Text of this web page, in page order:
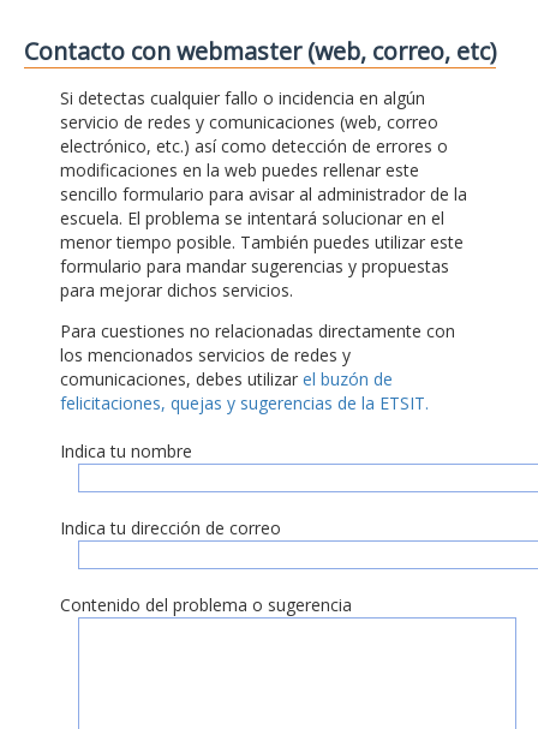
Contacto con webmaster (web, correo, etc)
Si detectas cualquier fallo o incidencia en algún
servicio de redes y comunicaciones (web, correo
electrónico, etc.) así como detección de errores o
modificaciones en la web puedes rellenar este
sencillo formulario para avisar al administrador de la
escuela. El problema se intentará solucionar en el
menor tiempo posible. También puedes utilizar este
formulario para mandar sugerencias y propuestas
para mejorar dichos servicios.
Para cuestiones no relacionadas directamente con
los mencionados servicios de redes y
comunicaciones, debes utilizar el buzón de
felicitaciones, quejas y sugerencias de la ETSIT.
Indica tu nombre
Indica tu dirección de correo
Contenido del problema o sugerencia